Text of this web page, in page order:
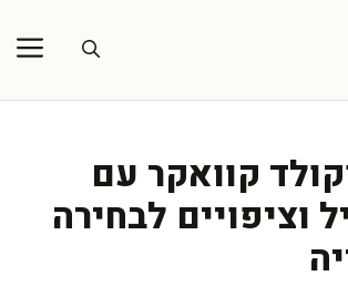
קוואקר עם
וציפויים לבחירה